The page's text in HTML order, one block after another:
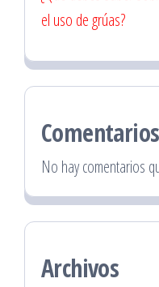
el uso de grúas?
No hay comentarios
Archivos